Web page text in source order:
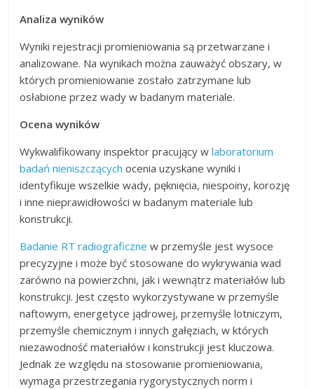
Analiza wyników
Wyniki rejestracji promieniowania są przetwarzane i
analizowane. Na wynikach można zauważyć obszary, w
których promieniowanie zostało zatrzymane lub
osłabione przez wady w badanym materiale.
Ocena wyników
Wykwalifikowany inspektor pracujący wlaboratorium
badań nieniszczących ocenia uzyskane wyniki i
identyfikuje wszelkie wady, pęknięcia, niespoiny, korozję
i inne nieprawidłowości w badanym materiale lub
konstrukcji.
Badanie RT radiograficzne w przemyśle jest wysoce
precyzyjne i może być stosowane do wykrywania wad
zarówno na powierzchni, jak i wewnątrz materiałów lub
konstrukcji. Jest często wykorzystywane w przemyśle
naftowym, energetyce jądrowej, przemyśle lotniczym,
przemyśle chemicznym i innych gałęziach, w których
niezawodność materiałów i konstrukcji jest kluczowa.
Jednak ze względu na stosowanie promieniowania,
wymaga przestrzegania rygorystycznych norm i